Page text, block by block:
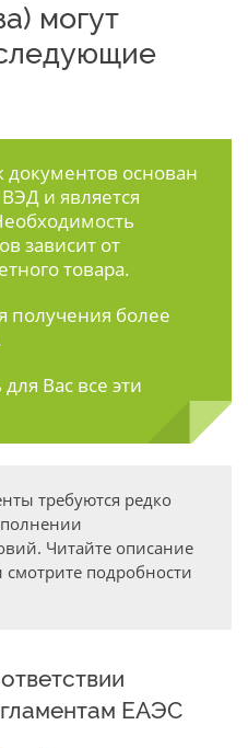
могут
основан
и является
зависит от
товара.
получения более
Вас все эти
требуются редко
Читайте описание
смотрите подробности
ЕАЭС